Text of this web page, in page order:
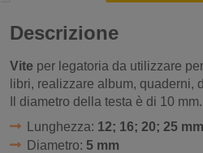
Descrizione
Vite per legatoria da utilizzare
libri, realizzare album, quaderni,
Il diametro della testa è di 10 mm.
Lunghezza: 12; 16; 20; 25 mm
Diametro: 5 mm